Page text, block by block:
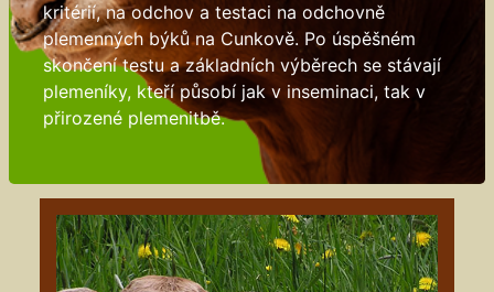
kritérií, na odchov a testaci na odchovně
plemenných býků na Cunkově. Po úspěšném
skončení testu a základních výběrech se stávají
plemeníky, kteří působí jak v inseminaci, tak v
přirozené plemenitbě.